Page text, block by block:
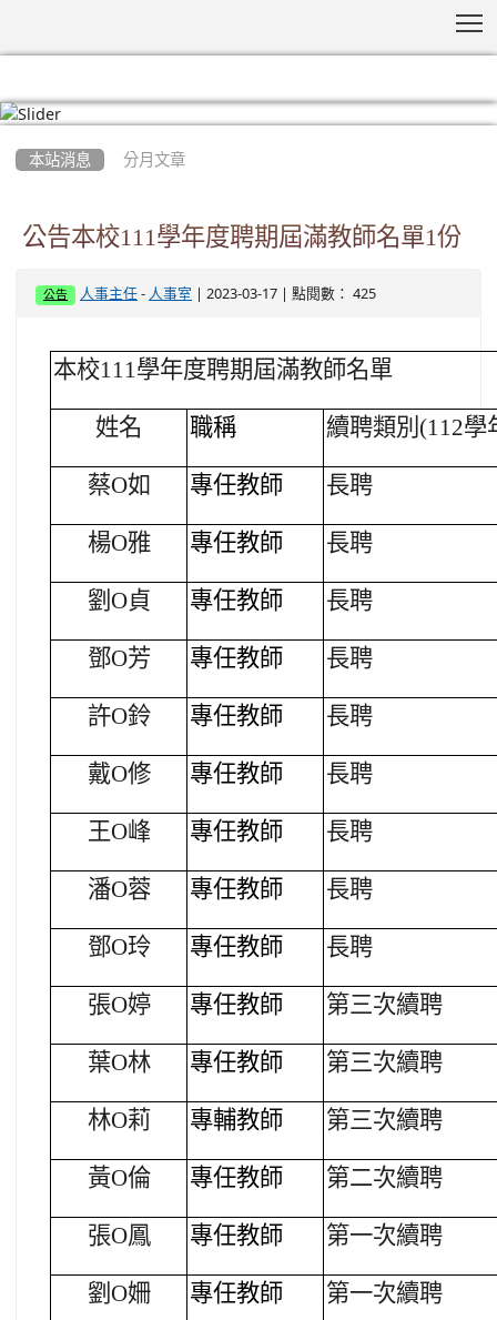
本站消息 分月文章
公告本校111學年度聘期屆滿教師名單1份
公告 人事主任 - 人事室 | 2023-03-17 | 點閱數： 425
本校111學年度聘期屆滿教師名單
姓名 職稱 續聘類別(112學
蔡O如 專任教師 長聘
楊O雅 專任教師 長聘
劉O貞 專任教師 長聘
鄧O芳 專任教師 長聘
許O鈴 專任教師 長聘
戴O修 專任教師 長聘
王O峰 專任教師 長聘
潘O蓉 專任教師 長聘
鄧O玲 專任教師 長聘
張O婷 專任教師 第三次續聘
葉O林 專任教師 第三次續聘
林O莉 專輔教師 第三次續聘
黃O倫 專任教師 第二次續聘
張O鳳 專任教師 第一次續聘
劉O姍 專任教師 第一次續聘